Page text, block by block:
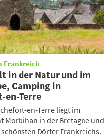
Frankreich
in der Natur und im
Camping in
en-Terre
en-Terre liegt im
Morbihan in der Bretagne und
Dörfer Frankreichs.